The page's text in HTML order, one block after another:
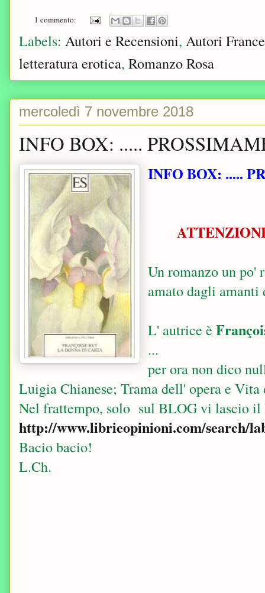
1 commento:
Labels: Autori e Recensioni, Autori
letteratura erotica, Romanzo Rosa
mercoledì 7 novembre 2018
INFO BOX: .....
INFO BOX: .....
Un romanzo un po'
amato dagli amanti
L' autrice è
...
per ora non dico
Luigia Chianese; Trama dell' opera e
Nel frattempo, solo sul BLOG vi lascio
http://www.librieopinioni.com/search/
Bacio bacio!
L.Ch.